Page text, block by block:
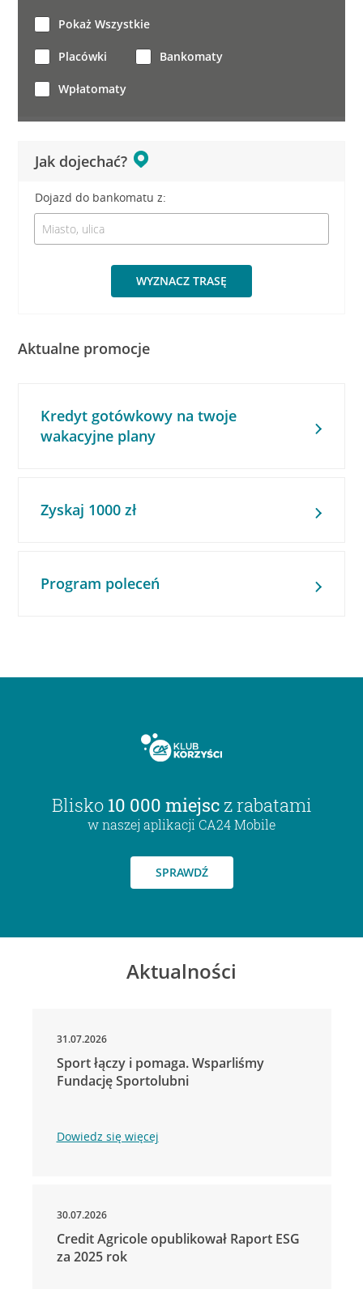
Jak dojechać?
Dojazd do bankomatu z:
WYZNACZ TRASĘ
Pokaż Wszystkie
Placówki Bankomaty
Wpłatomaty
Aktualne promocje
Kredyt gotówkowy na twoje
wakacyjne plany
Zyskaj 1000 zł
Program poleceń
Blisko 10 000 miejsc z rabatami
w naszej aplikacji CA24 Mobile
SPRAWDŹ
Aktualności
31.07.2026
Sport łączy i pomaga. Wsparliśmy
Fundację Sportolubni
Dowiedz się więcej
30.07.2026
Credit Agricole opublikował Raport ESG
za 2025 rok